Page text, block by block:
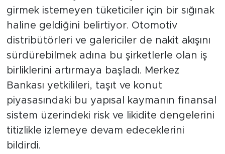
girmek istemeyen tüketiciler için bir sığınak
haline geldiğini belirtiyor. Otomotiv
distribütörleri ve galericiler de nakit akışını
sürdürebilmek adına bu şirketlerle olan iş
birliklerini artırmaya başladı. Merkez
Bankası yetkilileri, taşıt ve konut
piyasasındaki bu yapısal kaymanın finansal
sistem üzerindeki risk ve likidite dengelerini
titizlikle izlemeye devam edeceklerini
bildirdi.